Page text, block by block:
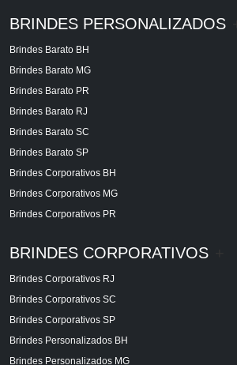
BRINDES PERSONALIZADOS
Brindes Barato BH
Brindes Barato MG
Brindes Barato PR
Brindes Barato RJ
Brindes Barato SC
Brindes Barato SP
Brindes Corporativos BH
Brindes Corporativos MG
Brindes Corporativos PR
BRINDES CORPORATIVOS
Brindes Corporativos RJ
Brindes Corporativos SC
Brindes Corporativos SP
Brindes Personalizados BH
Brindes Personalizados MG